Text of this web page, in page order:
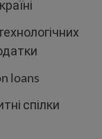
loans
спілки